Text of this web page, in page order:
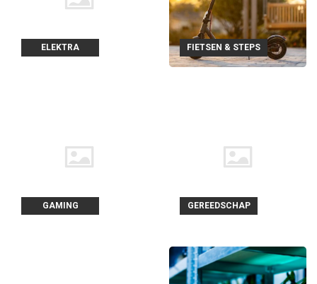
ELEKTRA FIETSEN & STEPS
GAMING GEREEDSCHAP